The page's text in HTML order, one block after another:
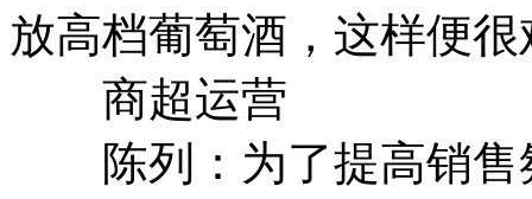
放高档葡萄酒，这样便
商超运营
陈列：为了提高销售